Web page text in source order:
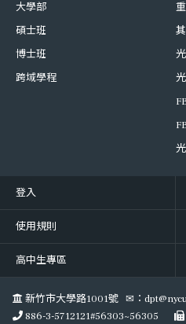
大學部
碩士班
博士班
跨域學程
登入
使用規則
高中生專區
新竹市大學路1001號 ✉：
886-3-5712121#56303~56305